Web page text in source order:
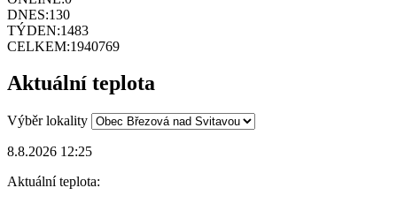
DNES:130
TÝDEN:1483
CELKEM:1940769
Aktuální teplota
Výběr lokality
8.8.2026 12:25
Aktuální teplota: